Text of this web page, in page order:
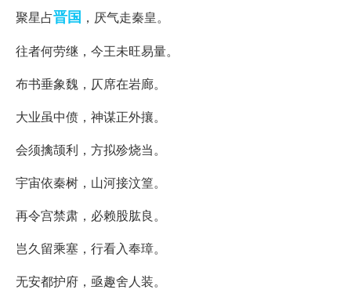
聚星占晋国 ，厌气走秦皇。
往者何劳继，今王未旺易量。
布书垂象魏，仄席在岩廊。
大业虽中偾，神谋正外攘。
会须擒颉利，方拟殄烧当。
宇宙依秦树，山河接汶篁。
再令宫禁肃，必赖股肱良。
岂久留乘塞，行看入奉璋。
无安都护府，亟趣舍人装。